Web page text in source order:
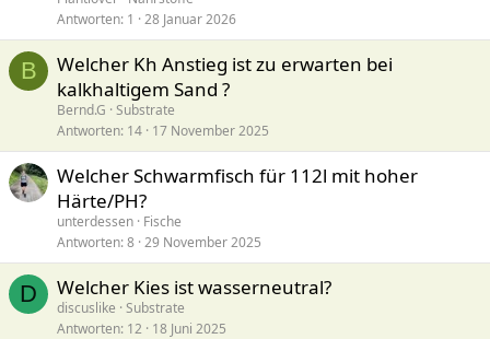
Antworten 1 28 Januar 2026
B
Welcher Kh Anstieg ist zu erwarten bei
kalkhaltigem Sand ?
Bernd.G Substrate
Antworten 14 17 November 2025
Welcher Schwarmfisch für 112l mit hoher
Härte/PH?
unterdessen Fische
Antworten 8 29 November 2025
D Welcher Kies ist wasserneutral?
discuslike Substrate
Antworten 12 18 Juni 2025